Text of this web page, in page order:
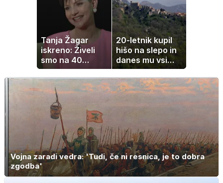
Tanja Žagar
iskreno: Živeli
smo na 40
kvadratih, a
imela sem vse,
kar otrok
potrebuje
20-letnik kupil
hišo na slepo in
danes mu vsi
zavidajo
Vojna zaradi vedra: 'Tudi, če ni resnica, je to dobra
zgodba'